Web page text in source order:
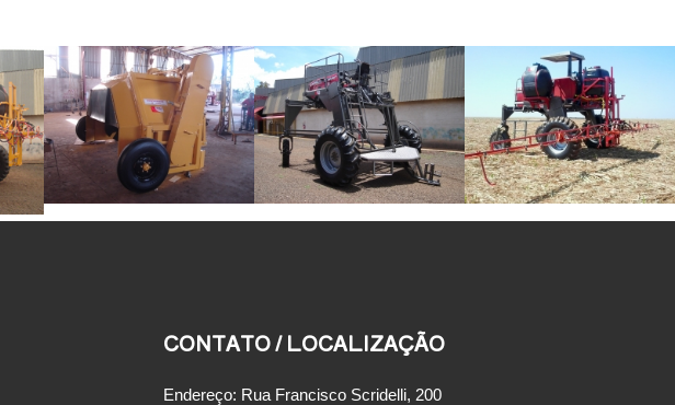
CONTATO / LOCALIZAÇÃO
Endereço: Rua Francisco Scridelli, 200